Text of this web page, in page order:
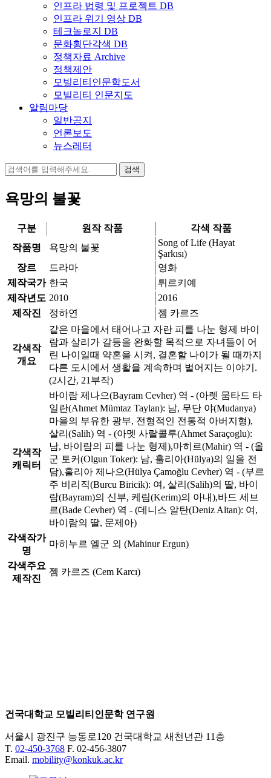
인프라 법령 및 프로젝트 DB
인프라 위기 영상 DB
테크놀로지 DB
문화횡단각색 DB
정책자료 Archive
정책제안
모빌리티인문학도서
모빌리티 인문지도
알림마당
일반공지
언론보도
뉴스레터
검
욕망의 불꽃
구분 원작 작품
각색 작품
작품명
욕망의 불꽃
Song of Life (Hayat
Şarkısı)
장르
드라마
영화
제작국가 한국
튀르키예
제작년도 2010
2016
제작진
정하연 젬 카르즈
각색작
개요
같은 마을에서 태어나고 자란 피를 나눈 형제 바이
람과 살리가 갈등을 완화할 목적으로 자녀들이 어
린 나이일때 약혼을 시켜, 결혼할 나이가 될 때까지
다른 도시에서 생활을 계속하며 벌어지는 이야기.
(2시간, 21부작)
각색작
캐릭터
바이람 제나으(Bayram Cevher) 역 - (아렛 뭄타드 타
일란(Ahmet Mümtaz Taylan): 남, 무단 야(Mudanya)
마을의 부유한 광부, 전형적인 전통적 아버지형),
살리(Salih) 역 - (아멧 사랄콜루(Ahmet Saraçoglu):
남, 바이람의 피를 나눈 형제),마히르(Mahir) 역 - (올
군 토커(Olgun Toker): 남, 훌리아(Hülya)의 일을 전
담),훌리아 제나으(Hülya Çamoğlu Cevher) 역 - (부르
주 비리직(Burcu Biricik): 여, 살리(Salih)의 딸, 바이
람(Bayram)의 신부, 케림(Kerim)의 아내),바드 세브
르(Bade Cevher) 역 - (데니스 알탄(Deniz Altan): 여,
바이람의 딸, 문제아)
각색작가
명
마히누르 엘군 외 (Mahinur Ergun)
각색주요
제작진
젬 카르즈 (Cem Karcı)
건국대학교 모빌리티인문학 연구원
서울시 광진구 능동로120 건국대학교 새천년관 11층
T. 02-450-3768 F. 02-456-3807
Email. mobility@konkuk.ac.kr